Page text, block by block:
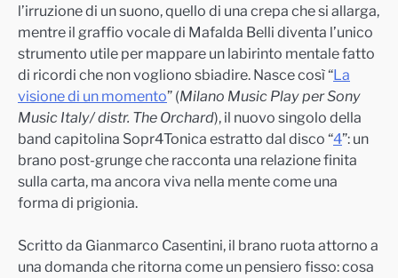
l’irruzione di un suono, quello di una crepa che si allarga,
mentre il graffio vocale di Mafalda Belli diventa l’unico
strumento utile per mappare un labirinto mentale fatto
di ricordi che non vogliono sbiadire. Nasce così “La
visione di un momento” (Milano Music Play per Sony
Music Italy/ distr. The Orchard), il nuovo singolo della
band capitolina Sopr4Tonica estratto dal disco “4”: un
brano post-grunge che racconta una relazione finita
sulla carta, ma ancora viva nella mente come una
forma di prigionia.
Scritto da Gianmarco Casentini, il brano ruota attorno a
una domanda che ritorna come un pensiero fisso: cosa